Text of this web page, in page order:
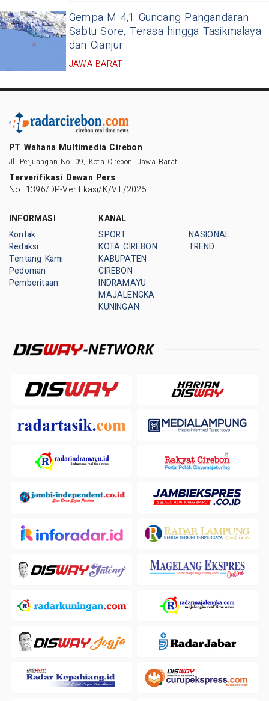
Gempa M 4,1 Guncang Pangandaran
Sabtu Sore, Terasa hingga Tasikmalaya
dan Cianjur
JAWA BARAT
PT Wahana Multimedia Cirebon
Jl. Perjuangan No. 09, Kota Cirebon, Jawa Barat.
Terverifikasi Dewan Pers
No: 1396/DP-Verifikasi/K/VIII/2025
INFORMASI
Kontak
Redaksi
Tentang Kami
Pedoman
Pemberitaan
KANAL
SPORT
KOTA CIREBON
KABUPATEN
CIREBON
INDRAMAYU
MAJALENGKA
KUNINGAN
NASIONAL
TREND